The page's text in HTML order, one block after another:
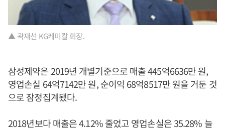
▲ 곽재선 KG케미칼 회장.
삼성제약은 2019년 개별기준으로 매출 445억6636만 원,
영업손실 64억7142만 원, 순이익 68억8517만 원을 거둔 것
으로 잠정집계됐다.
2018년보다 매출은 4.12% 줄었고 영업손실은 35.28% 늘